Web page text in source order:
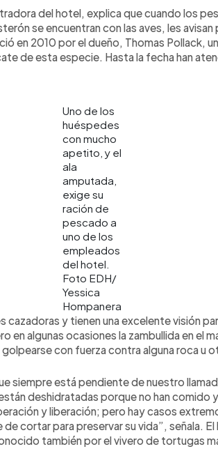
del hotel, explica que cuando los
se encuentran con las aves, les avisan
en 2010 por el dueño, Thomas Pollack,
de esta especie. Hasta la fecha han
Uno de los
huéspedes
con mucho
apetito, y el
ala
amputada,
exige su
ración de
pescado a
uno de los
empleados
del hotel.
Foto EDH/
Yessica
Hompanera
cazadoras y tienen una excelente visión
en algunas ocasiones la zambullida en el
con fuerza contra alguna roca u
siempre está pendiente de nuestro
deshidratadas porque no han comido
y liberación; pero hay casos
cortar para preservar su vida”, señala.
también por el vivero de tortugas